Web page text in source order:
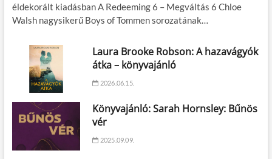
éldekorált kiadásban A Redeeming 6 – Megváltás 6 Chloe
Walsh nagysikerű Boys of Tommen sorozatának…
Laura Brooke Robson: A hazavágyók
átka – könyvajánló
2026.06.15.
Könyvajánló: Sarah Hornsley: Bűnös
vér
2025.09.09.